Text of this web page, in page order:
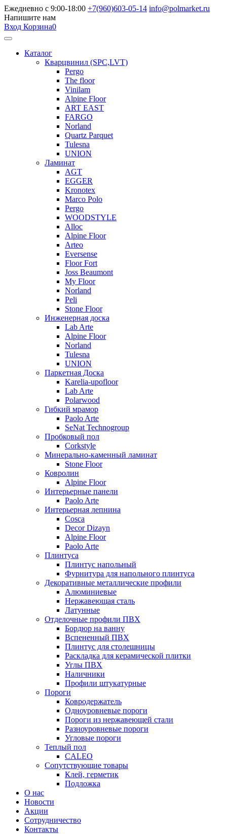
Ежедневно с 9:00-18:00 +7(960)603-05-14 info@polmarket.ru
Напишите нам
Вход Корзина0
Каталог
Кварцвинил (SPC,LVT)
Pergo
The floor
Vinilam
Alpine Floor
ART EAST
FARGO
Norland
Quartz Parquet
Tulesna
UNION
Ламинат
AGT
EGGER
Kronotex
Marco Polo
Pergo
WOODSTYLE
Alloc
Alpine Floor
Arteo
Eversense
Floor Fort
Joss Beaumont
My Floor
Norland
Peli
Stone Floor
Инженерная доска
Lab Arte
Alpine Floor
Norland
Tulesna
UNION
Паркетная Доска
Karelia-upofloor
Lab Arte
Polarwood
Гибкий мрамор
Paolo Arte
SeNat Technogroup
Пробковый пол
Corkstyle
Минерально-каменный ламинат
Stone Floor
Ковролин
Alpine Floor
Интерьерные панели
Paolo Arte
Интерьерная лепнина
Cosca
Decor Dizayn
Alpine Floor
Paolo Arte
Плинтуса
Плинтус напольный
Фурнитура для напольного плинтуса
Декоративные металлические профили
Алюминиевые
Нержавеющая сталь
Латунные
Отделочные профили ПВХ
Бордюр на ванну
Вспененный ПВХ
Плинтус для столешницы
Раскладка для керамической плитки
Углы ПВХ
Наличники
Профили штукатурные
Пороги
Ковродержатель
Одноуровневые пороги
Пороги из нержавеющей стали
Разноуровневые пороги
Угловые пороги
Теплый пол
CALEO
Сопутствующие товары
Клей, герметик
Подложка
О нас
Новости
Акции
Сотрудничество
Контакты